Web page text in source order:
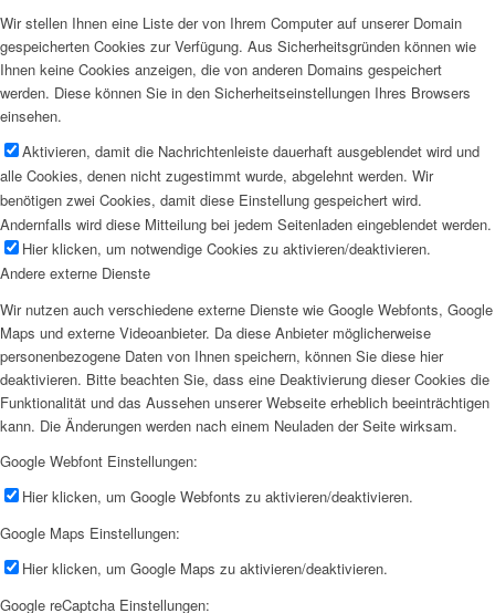
Wir stellen Ihnen eine Liste der von Ihrem Computer auf unserer Domain
gespeicherten Cookies zur Verfügung. Aus Sicherheitsgründen können wie
Ihnen keine Cookies anzeigen, die von anderen Domains gespeichert
werden. Diese können Sie in den Sicherheitseinstellungen Ihres Browsers
einsehen.
Aktivieren, damit die Nachrichtenleiste dauerhaft ausgeblendet wird und
alle Cookies, denen nicht zugestimmt wurde, abgelehnt werden. Wir
benötigen zwei Cookies, damit diese Einstellung gespeichert wird.
Andernfalls wird diese Mitteilung bei jedem Seitenladen eingeblendet werden.
Hier klicken, um notwendige Cookies zu aktivieren/deaktivieren.
Andere externe Dienste
Wir nutzen auch verschiedene externe Dienste wie Google Webfonts, Google
Maps und externe Videoanbieter. Da diese Anbieter möglicherweise
personenbezogene Daten von Ihnen speichern, können Sie diese hier
deaktivieren. Bitte beachten Sie, dass eine Deaktivierung dieser Cookies die
Funktionalität und das Aussehen unserer Webseite erheblich beeinträchtigen
kann. Die Änderungen werden nach einem Neuladen der Seite wirksam.
Google Webfont Einstellungen:
Hier klicken, um Google Webfonts zu aktivieren/deaktivieren.
Google Maps Einstellungen:
Hier klicken, um Google Maps zu aktivieren/deaktivieren.
Google reCaptcha Einstellungen: